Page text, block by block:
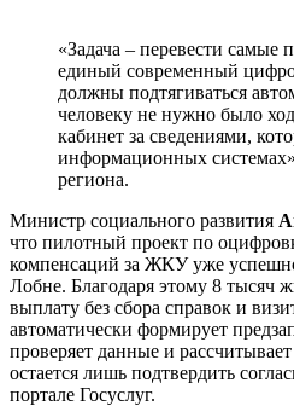
«Задача – перевести самые
единый современный
должны подтягиваться
человеку не нужно было
кабинет за сведениями,
информационных
региона.
Министр социального развития
что пилотный проект по
компенсаций за ЖКУ уже
Лобне. Благодаря этому 8 тысяч
выплату без сбора справок и
автоматически формирует
проверяет данные и
остается лишь подтвердить
портале Госуслуг.